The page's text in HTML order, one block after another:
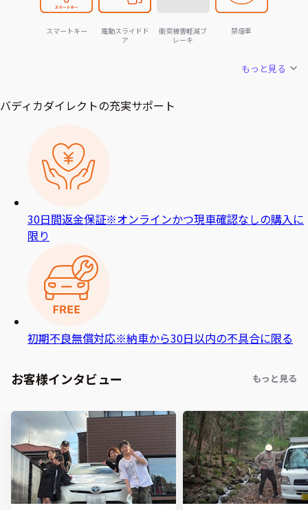
スマートキー
電動スライドド
ア
衝突被害軽減ブ
レーキ
禁煙車
もっと見る
バディカダイレクトの充実サポート
30日間返金保証※オンラインかつ現車確認なしの購入に
限り
初期不良無償対応※納車から30日以内の不具合に限る
お客様インタビュー もっと見る